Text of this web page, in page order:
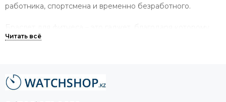
работника, спортсмена и временно безработного.
Вы сохраните здоровье. Надежный помощник
построить тренировку и контролировать изменения в